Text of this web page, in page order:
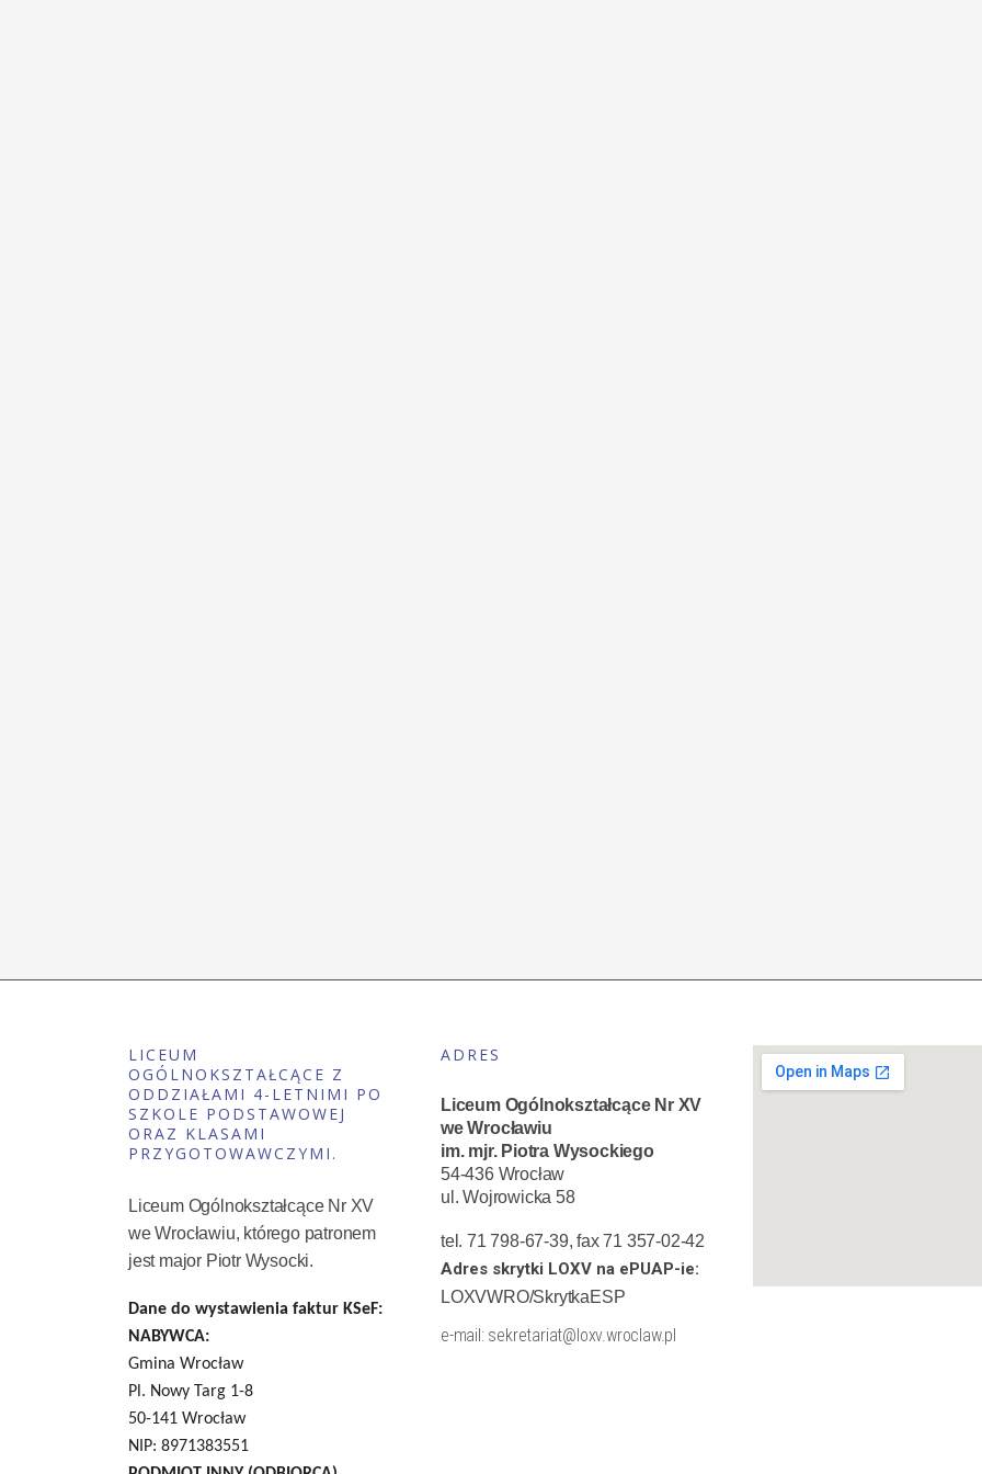
LICEUM
OGÓLNOKSZTAŁCĄCE Z
ODDZIAŁAMI 4-LETNIMI PO
SZKOLE PODSTAWOWEJ
ORAZ KLASAMI
PRZYGOTOWAWCZYMI.
Liceum Ogólnokształcące Nr XV
we Wrocławiu, którego patronem
jest major Piotr Wysocki.
Dane do wystawienia faktur KSeF:
NABYWCA:
Gmina Wrocław
Pl. Nowy Targ 1-8
50-141 Wrocław
NIP: 8971383551
ADRES
Liceum Ogólnokształcące Nr XV
we Wrocławiu
im. mjr. Piotra Wysockiego
54-436 Wrocław
ul. Wojrowicka 58
tel. 71 798-67-39, fax 71 357-02-42
Adres skrytki LOXV na ePUAP-ie:
LOXVWRO/SkrytkaESP
e-mail: sekretariat@loxv.wroclaw.pl